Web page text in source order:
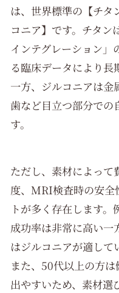
は、世界標準の【チタ
コニア】です。チタン
インテグレーション」
る臨床データにより長
一方、ジルコニアは金
歯など目立つ部分での
す。
ただし、素材によって
度、MRI検査時の安全
トが多く存在します
成功率は非常に高い一
はジルコニアが適して
また、50代以上の方
出やすいため、素材選